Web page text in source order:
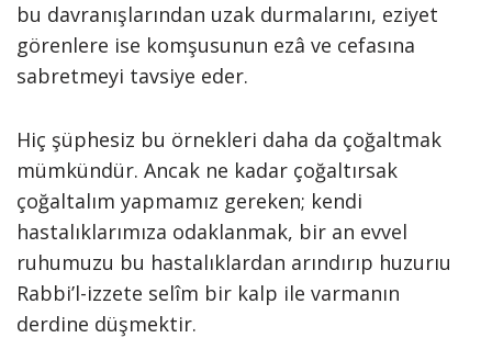
bu davranışlarından uzak durmalarını, eziyet
görenlere ise komşusunun ezâ ve cefasına
sabretmeyi tavsiye eder.
Hiç şüphesiz bu örnekleri daha da çoğaltmak
mümkündür. Ancak ne kadar çoğaltırsak
çoğaltalım yapmamız gereken; kendi
hastalıklarımıza odaklanmak, bir an evvel
ruhumuzu bu hastalıklardan arındırıp huzurıu
Rabbi’l-izzete selîm bir kalp ile varmanın
derdine düşmektir.